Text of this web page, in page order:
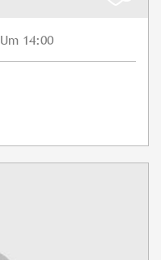
Um 14:00